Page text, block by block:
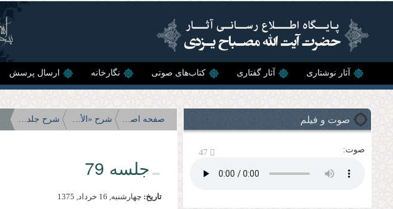
آثار نوشتاری آثار گفتاری کتاب‌های صوتی نگارخانه ارسال پرسش
صوت و فیلم
صوت: 47
صفحه اصلی شرح «الأسفار الأربعه» شرح جلد دوم الأسفار الأربعه
جلسه 79
تاریخ: چهارشنبه, 16 خرداد, 1375